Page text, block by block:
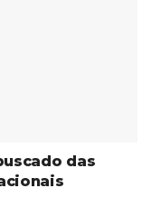
das